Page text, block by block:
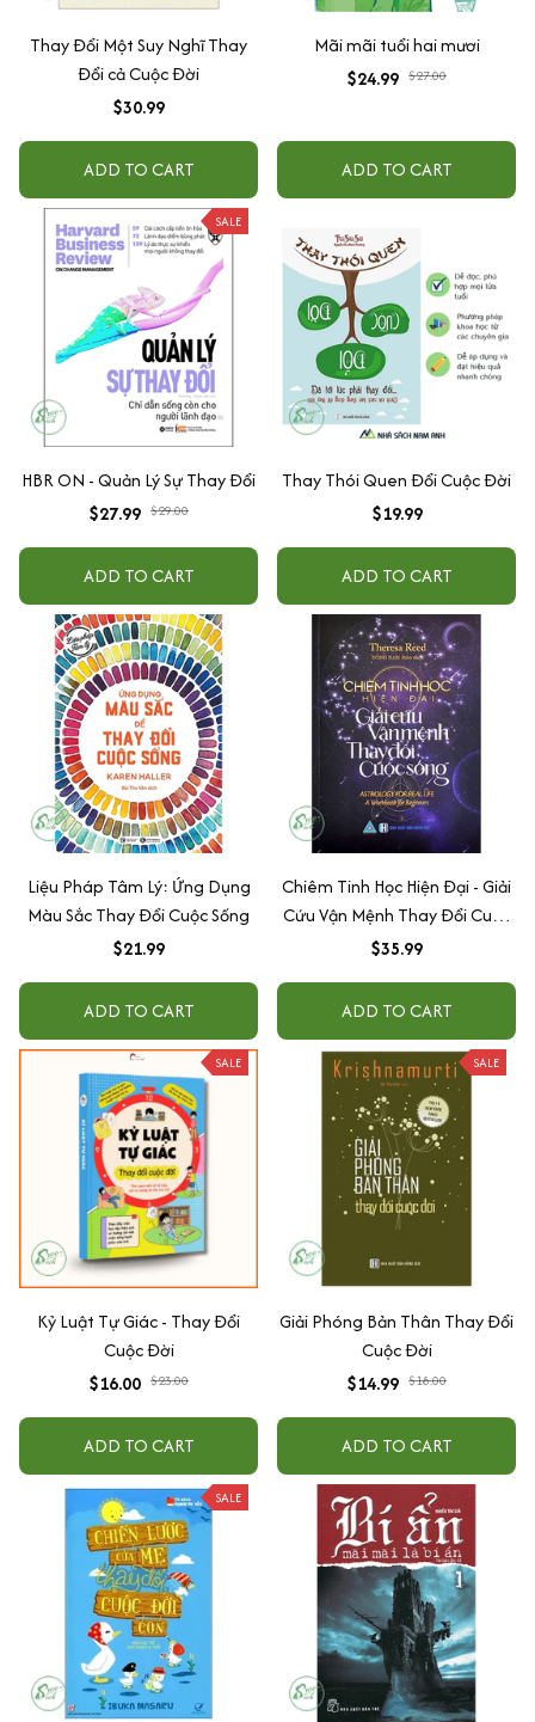
Thay Đổi Một Suy Nghĩ Thay
Đổi cả Cuộc Đời
$30.99
ADD TO CART
Mãi mãi tuổi hai mươi
$24.99 $27.00
ADD TO CART
SALE
HBR ON - Quản Lý Sự Thay Đổi
$27.99 $29.00
ADD TO CART
Thay Thói Quen Đổi Cuộc Đời
$19.99
ADD TO CART
Liệu Pháp Tâm Lý: Ứng Dụng
Màu Sắc Thay Đổi Cuộc Sống
$21.99
ADD TO CART
Chiêm Tinh Học Hiện Đại - Giải
Cứu Vận Mệnh Thay Đổi Cuộc
Sống
$35.99
ADD TO CART
SALE
Kỷ Luật Tự Giác - Thay Đổi
Cuộc Đời
$16.00 $23.00
ADD TO CART
SALE
Giải Phóng Bản Thân Thay Đổi
Cuộc Đời
$14.99 $18.00
ADD TO CART
SALE